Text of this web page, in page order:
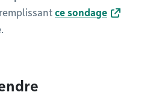
ce sondage
.